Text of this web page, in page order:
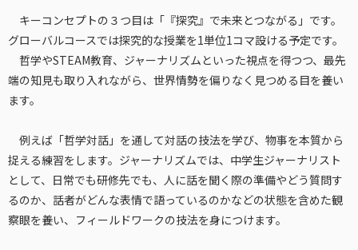
キーコンセプトの３つ目は「『探究』で未来とつながる」です。
グローバルコースでは探究的な授業を1単位1コマ設ける予定です。
哲学やSTEAM教育、ジャーナリズムといった視点を得つつ、最先
端の知見も取り入れながら、世界情勢を偏りなく見つめる目を養い
ます。
例えば「哲学対話」を通して対話の技法を学び、物事を本質から
捉える練習をします。ジャーナリズムでは、中学生ジャーナリスト
として、日常でも研修先でも、人に話を聞く際の準備やどう質問す
るのか、話者がどんな表情で語っているのかなどの状態を含めた観
察眼を養い、フィールドワークの技法を身につけます。